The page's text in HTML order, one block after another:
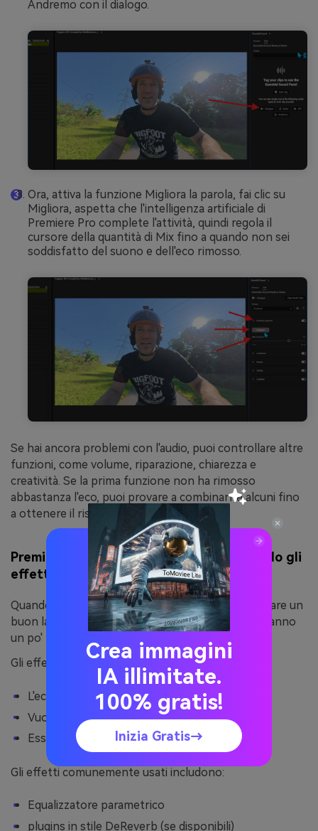
Andremo con il dialogo.
Ora, attiva la funzione Migliora la parola, fai clic su
Migliora, aspetta che l'intelligenza artificiale di
Premiere Pro complete l'attività, quindi regola il
cursore della quantità di Mix fino a quando non sei
soddisfatto del suono e dell'eco rimosso.
Se hai ancora problemi con l'audio, puoi controllare altre
funzioni, come volume, riparazione, chiarezza e
creatività. Se la prima funzione non ha rimosso
abbastanza l'eco, puoi provare a combinarne alcuni fino
a ottenere il risultato desiderato.
Premiere Pro Riduzione dell'eco utilizzando gli
effetti Audio
Quando il pannello audio essenziale non riesce a fare un
buon lavoro, puoi provare gli effetti audio, che ti danno
un po' più di controllo.
Gli effetti manuali sono utili quando:
L'eco varia tra le clip
Vuoi un controllo più raffinato sulle frequenze
Essential Sound sovraelabora l'audio
Gli effetti comunemente usati includono:
Equalizzatore parametrico
plugins in stile DeReverb (se disponibili)
Crea immagini
IA illimitate.
100% gratis!
Inizia Gratis→